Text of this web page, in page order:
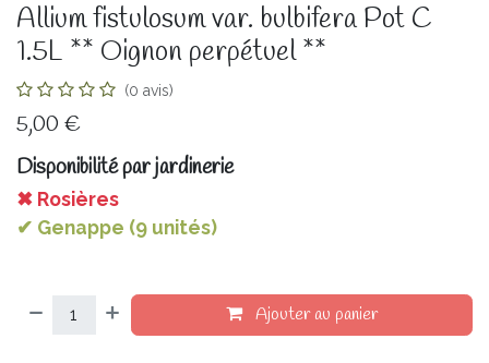
Allium fistulosum var. bulbifera Pot C
1.5L ** Oignon perpétuel **
(0 avis)
5,00 €
Disponibilité par jardinerie
✖ Rosières
✔ Genappe (9 unités)
Ajouter au panier